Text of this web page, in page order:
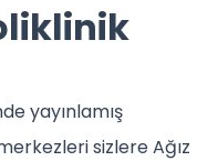
yayınlamış
sizlere Ağız